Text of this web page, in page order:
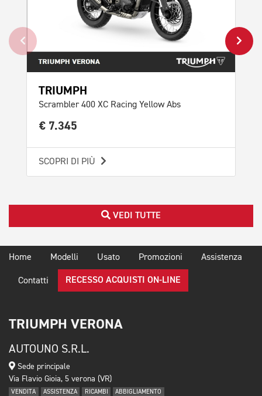
TRIUMPH
Scrambler 400 XC Racing Yellow Abs
€ 7.345
SCOPRI DI PIÙ
VEDI TUTTE
Home Modelli Usato Promozioni Assistenza
Contatti RECESSO ACQUISTI ON-LINE
TRIUMPH VERONA
AUTOUNO S.R.L.
Sede principale
Via Flavio Gioia, 5 verona (VR)
VENDITA ASSISTENZA RICAMBI ABBIGLIAMENTO